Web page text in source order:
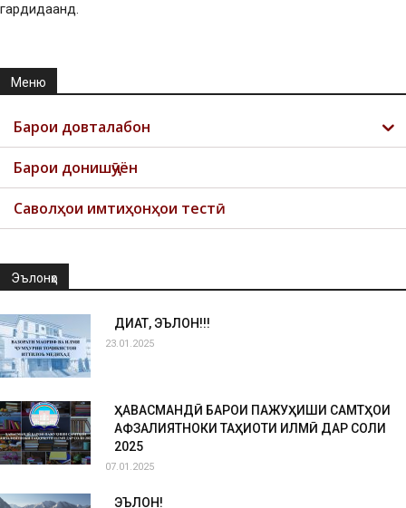
гардидаанд.
Меню
Барои довталабон
Барои донишҷӯён
Саволҳои имтиҳонҳои тестӣ
Эълонҳо
ДИҚҚАТ, ЭЪЛОН!!!
23.01.2025
ҲАВАСМАНДӢ БАРОИ ПАЖУҲИШИ САМТҲОИ
АФЗАЛИЯТНОКИ ТАҲҚИҚОТИ ИЛМӢ ДАР СОЛИ
2025
07.01.2025
ЭЪЛОН!